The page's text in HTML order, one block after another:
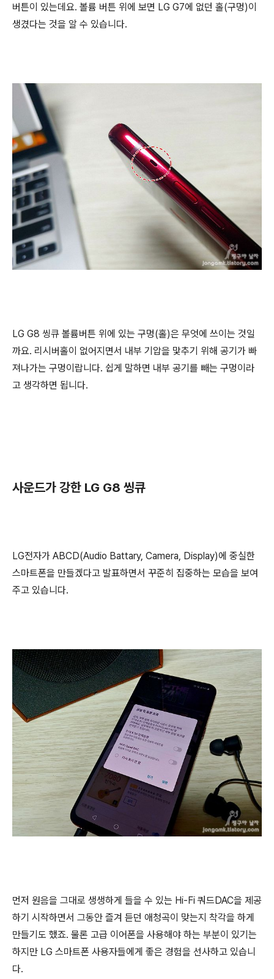
버튼이 있는데요. 볼륨 버튼 위에 보면 LG G7에 없던 홀(구멍)이
생겼다는 것을 알 수 있습니다.
LG G8 씽큐 볼륨버튼 위에 있는 구멍(홀)은 무엇에 쓰이는 것일
까요. 리시버홀이 없어지면서 내부 기압을 맟추기 위해 공기가 빠
져나가는 구멍이랍니다. 쉽게 말하면 내부 공기를 빼는 구멍이라
고 생각하면 됩니다.
사운드가 강한 LG G8 씽큐
LG전자가 ABCD(Audio Battary, Camera, Display)에 중실한
스마트폰을 만들겠다고 발표하면서 꾸준히 집중하는 모습을 보여
주고 있습니다.
먼저 원음을 그대로 생생하게 들을 수 있는 Hi-Fi 쿼드DAC을 제공
하기 시작하면서 그동안 즐겨 듣던 애청곡이 맞는지 착각을 하게
만들기도 했죠. 물론 고급 이어폰을 사용해야 하는 부분이 있기는
하지만 LG 스마트폰 사용자들에게 좋은 경험을 선사하고 있습니
다.